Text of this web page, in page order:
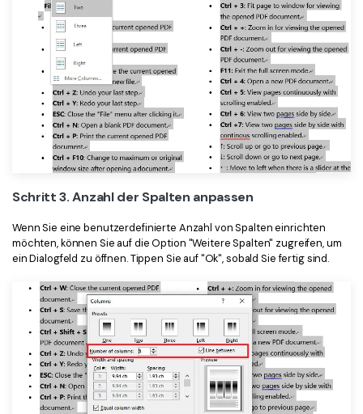
Schritt 3. Anzahl der Spalten anpassen
Wenn Sie eine benutzerdefinierte Anzahl von Spalten einrichten
möchten, können Sie auf die Option "Weitere Spalten" zugreifen, um
ein Dialogfeld zu öffnen. Tippen Sie auf "Ok", sobald Sie fertig sind.